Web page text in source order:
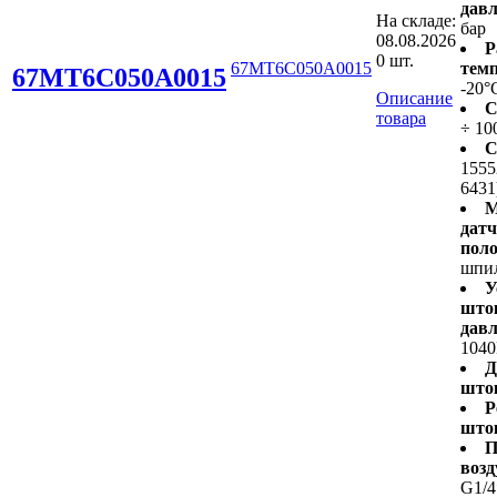
67MT6C050A0015 67MT6C050A0015
На складе:
08.08.2026
0 шт.
Описание
товара
бар
-
÷
G1/